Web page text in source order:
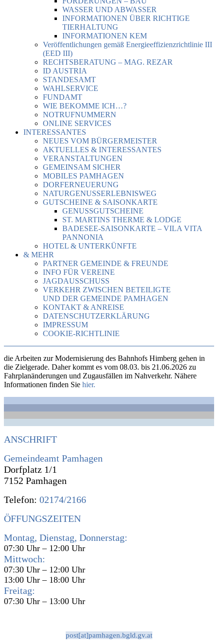
WASSER UND ABWASSER
INFORMATIONEN ÜBER RICHTIGE
TIERHALTUNG
INFORMATIONEN KEM
Veröffentlichungen gemäß Energieeffizienzrichtlinie III
(EED III)
RECHTSBERATUNG – MAG. REZAR
ID AUSTRIA
STANDESAMT
WAHLSERVICE
FUNDAMT
WIE BEKOMME ICH…?
NOTRUFNUMMERN
ONLINE SERVICES
INTERESSANTES
NEUES VOM BÜRGERMEISTER
AKTUELLES & INTERESSANTES
VERANSTALTUNGEN
GEMEINSAM SICHER
MOBILES PAMHAGEN
DORFERNEUERUNG
NATURGENUSSERLEBNISWEG
GUTSCHEINE & SAISONKARTE
GENUSSGUTSCHEINE
ST. MARTINS THERME & LODGE
BADESEE-SAISONKARTE – VILA VITA
PANNONIA
HOTEL & UNTERKÜNFTE
& MEHR
PARTNER GEMEINDE & FREUNDE
INFO FÜR VEREINE
JAGDAUSSCHUSS
VERKEHR ZWISCHEN BETEILIGTE
UND DER GEMEINDE PAMHAGEN
KONTAKT & ANREISE
DATENSCHUTZERKLÄRUNG
IMPRESSUM
COOKIE-RICHTLINIE
die Arbeiten zur Modernisierung des Bahnhofs Himberg gehen in
die Zielgerade. Daher kommt es vom 08.03. bis 21.06.2026 zu
Fahrplanänderungen und Zugausfällen im Nahverkehr. Nähere
Informationen finden Sie hier.
ANSCHRIFT
Gemeindeamt Pamhagen
Dorfplatz 1/1
7152 Pamhagen
Telefon: 02174/2166
ÖFFUNGSZEITEN
Montag, Dienstag, Donnerstag:
07:30 Uhr – 12:00 Uhr
Mittwoch:
07:30 Uhr – 12:00 Uhr
13:00 Uhr – 18:00 Uhr
Freitag:
07:30 Uhr – 13:00 Uhr
post[at]pamhagen.bgld.gv.at